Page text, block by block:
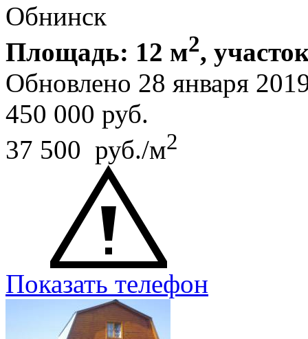
Обнинск
Площадь: 12 м2,
Обновлено 28 января
450 000 руб.
37 500 руб./м2
Показать телефон